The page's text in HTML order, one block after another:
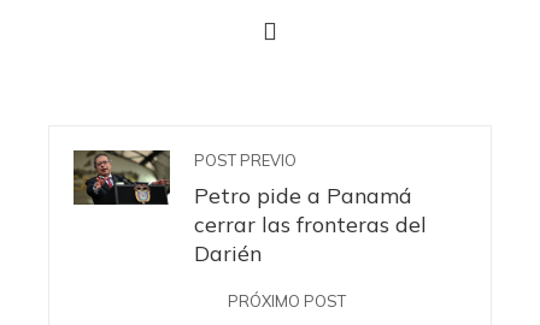
POST PREVIO
Petro pide a Panamá
cerrar las fronteras del
Darién
PRÓXIMO POST